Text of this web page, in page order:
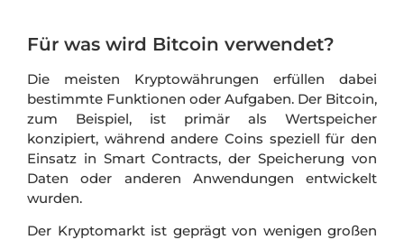
Für was wird Bitcoin verwendet?
Die meisten Kryptowährungen erfüllen dabei
bestimmte Funktionen oder Aufgaben. Der Bitcoin,
zum Beispiel, ist primär als Wertspeicher
konzipiert, während andere Coins speziell für den
Einsatz in Smart Contracts, der Speicherung von
Daten oder anderen Anwendungen entwickelt
wurden.
Der Kryptomarkt ist geprägt von wenigen großen